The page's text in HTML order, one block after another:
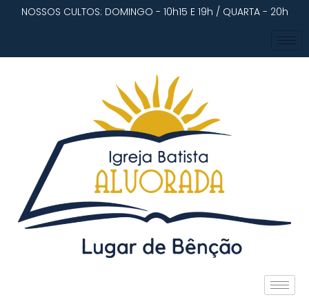
NOSSOS CULTOS: DOMINGO - 10h15 E 19h / QUARTA - 20h